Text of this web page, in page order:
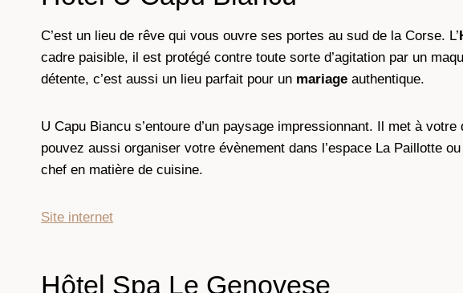
C’est un lieu de rêve qui vous ouvre ses portes au sud de la Corse. L’
cadre paisible, il est protégé contre toute sorte d’agitation par un
détente, c’est aussi un lieu parfait pour un mariage authentique.
U Capu Biancu s’entoure d’un paysage impressionnant. Il met à
pouvez aussi organiser votre évènement dans l’espace La Paillotte
chef en matière de cuisine.
Site internet
Hôtel Spa Le Genovese